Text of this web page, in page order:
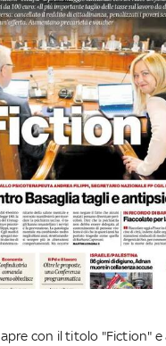
apre con il titolo "Fiction" e